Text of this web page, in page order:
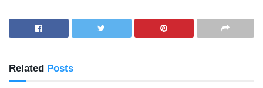
Related Posts